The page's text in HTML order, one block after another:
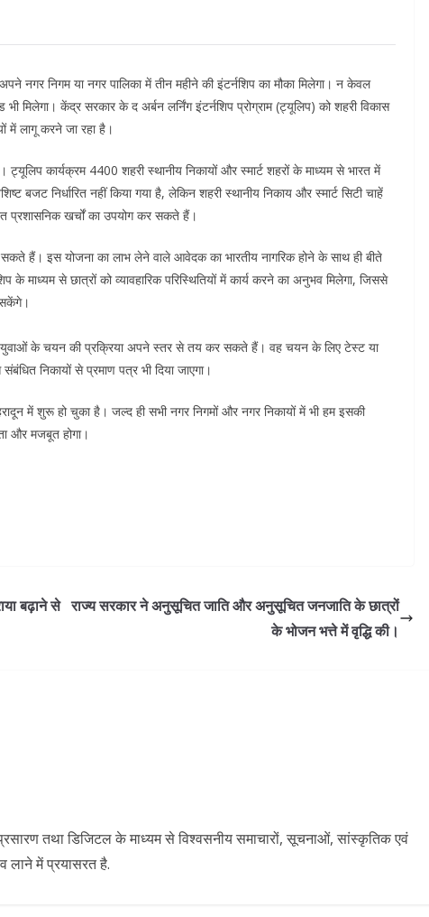
नगर निगम या नगर पालिका में तीन महीने की इंटर्नशिप का मौका मिलेगा। न केवल
मिलेगा। केंद्र सरकार के द अर्बन लर्निंग इंटर्नशिप प्रोग्राम (ट्यूलिप) को शहरी विकास
में लागू करने जा रहा है।
कार्यक्रम 4400 शहरी स्थानीय निकायों और स्मार्ट शहरों के माध्यम से भारत में
बजट निर्धारित नहीं किया गया है, लेकिन शहरी स्थानीय निकाय और स्मार्ट सिटी चाहें
प्रशासनिक खर्चों का उपयोग कर सकते हैं।
हैं। इस योजना का लाभ लेने वाले आवेदक का भारतीय नागरिक होने के साथ ही बीते
के माध्यम से छात्रों को व्यावहारिक परिस्थितियों में कार्य करने का अनुभव मिलेगा, जिससे
सकेंगे।
युवाओं के चयन की प्रक्रिया अपने स्तर से तय कर सकते हैं। वह चयन के लिए टेस्ट या
निकायों से प्रमाण पत्र भी दिया जाएगा।
में शुरू हो चुका है। जल्द ही सभी नगर निगमों और नगर निकायों में भी हम इसकी
और मजबूत होगा।
बढ़ाने से राज्य सरकार ने अनुसूचित जाति और अनुसूचित जनजाति के छात्रों
के भोजन भत्ते में वृद्धि की।
तथा डिजिटल के माध्यम से विश्वसनीय समाचारों, सूचनाओं, सांस्कृतिक एवं
लाने में प्रयासरत है.